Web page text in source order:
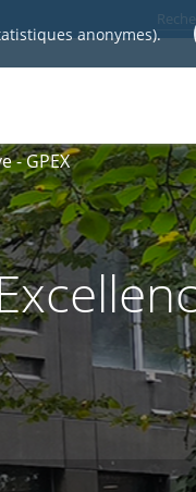
anonymes).
- GPEX